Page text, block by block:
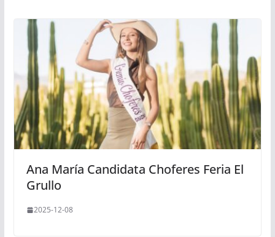
Ana María Candidata Choferes Feria El
Grullo
2025-12-08